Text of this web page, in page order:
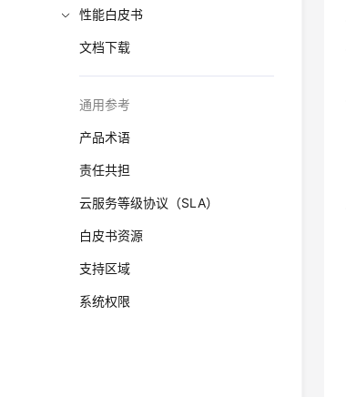
性能白皮书
文档下载
通用参考
产品术语
责任共担
云服务等级协议（SLA）
白皮书资源
支持区域
系统权限